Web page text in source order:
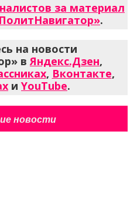
за материал
.
на новости
вЯндекс.Дзен,
, Вконтакте,
и YouTube.
новости